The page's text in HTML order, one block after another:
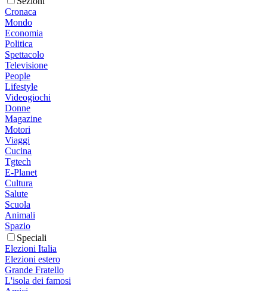
Cronaca
Mondo
Economia
Politica
Spettacolo
Televisione
People
Lifestyle
Videogiochi
Donne
Magazine
Motori
Viaggi
Cucina
Tgtech
E-Planet
Cultura
Salute
Scuola
Animali
Spazio
Speciali
Elezioni Italia
Elezioni estero
Grande Fratello
L'isola dei famosi